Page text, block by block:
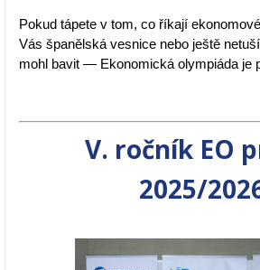
Pokud tápete v tom, co říkají
Vás španělská vesnice nebo ještě
mohl bavit — Ekonomická olympiáda je
V. ročník EO
2025/